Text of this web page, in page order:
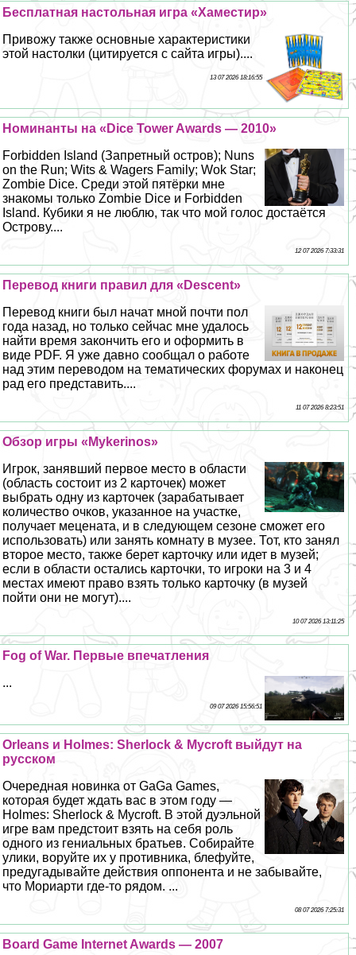
Бесплатная настольная игра «Хаместир»
Привожу также основные хаpaктеристики
этой настолки (цитируется с сайта игры)....
13 07 2026 18:16:55
Номинанты на «Dice Tower Awards — 2010»
Forbidden Island (Запретный остров); Nuns
on the Run; Wits & Wagers Family; Wok Star;
Zombie Dice. Среди этой пятёрки мне
знакомы только Zombie Dice и Forbidden
Island. Кубики я не люблю, так что мой голос достаётся
Острову....
12 07 2026 7:33:31
Перевод книги правил для «Descent»
Перевод книги был начат мной почти пол
года назад, но только сейчас мне удалось
найти время закончить его и оформить в
виде PDF. Я уже давно сообщал о работе
над этим переводом на тематических форумах и наконец
рад его представить....
11 07 2026 8:23:51
Обзор игры «Mykerinos»
Игрок, занявший первое место в области
(область состоит из 2 карточек) может
выбрать одну из карточек (заpaбатывает
количество очков, указанное на участке,
получает мецената, и в следующем сезоне сможет его
использовать) или занять комнату в музее. Тот, кто занял
второе место, также берет карточку или идет в музей;
если в области остались карточки, то игроки на 3 и 4
местах имеют право взять только карточку (в музей
пойти они не могут)....
10 07 2026 13:11:25
Fog of War. Первые впечатления
...
09 07 2026 15:56:51
Orleans и Holmes: Sherlock & Mycroft выйдут на
русском
Очередная новинка от GaGa Games,
которая будет ждать вас в этом году —
Holmes: Sherlock & Mycroft. В этой дуэльной
игре вам предстоит взять на себя роль
одного из гениальных братьев. Собирайте
улики, воруйте их у противника, блефуйте,
предугадывайте действия оппонента и не забывайте,
что Мориарти где-то рядом. ...
08 07 2026 7:25:31
Board Game Internet Awards — 2007